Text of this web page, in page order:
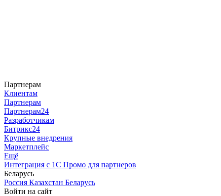
Партнерам
Клиентам
Партнерам
Партнерам24
Разработчикам
Битрикс24
Крупные внедрения
Маркетплейс
Ещё
Интеграция с 1С Промо для партнеров
Беларусь
Россия Казахстан Беларусь
Войти на сайт